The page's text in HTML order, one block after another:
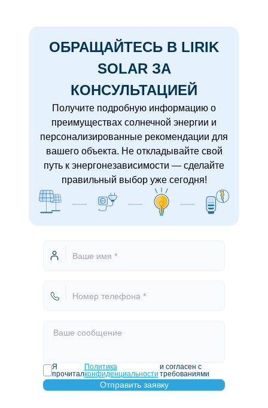
ОБРАЩАЙТЕСЬ В LIRIK
SOLAR ЗА
КОНСУЛЬТАЦИЕЙ
Получите подробную информацию о
преимуществах солнечной энергии и
персонализированные рекомендации для
вашего объекта. Не откладывайте свой
путь к энергонезависимости — сделайте
правильный выбор уже сегодня!
Я
прочитал
Политика
конфиденциальности
и согласен с
требованиями
Отправить заявку